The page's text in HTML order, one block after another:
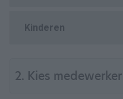
Kinderen
2. Kies medewerker